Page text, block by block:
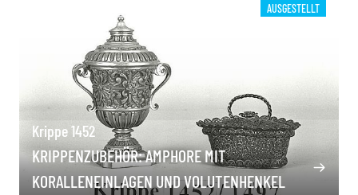
AUSGESTELLT
Krippe 1452
KRIPPENZUBEHÖR: AMPHORE MIT
KORALLENEINLAGEN UND VOLUTENHENKEL